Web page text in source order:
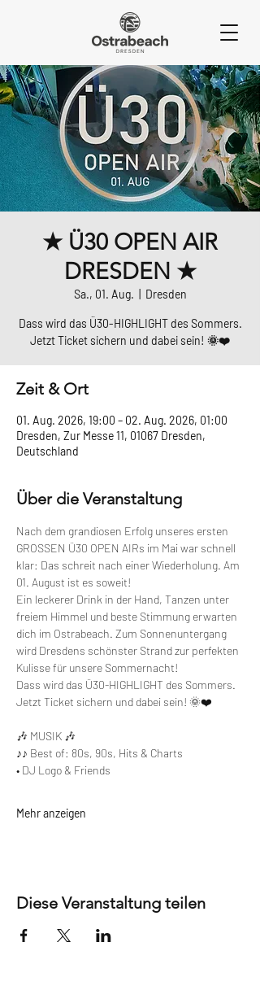
★ Ü30 OPEN AIR
DRESDEN ★
Sa., 01. Aug. Dresden
Dass wird das Ü30-HIGHLIGHT des Sommers.
Jetzt Ticket sichern und dabei sein! 🌞❤️
Zeit & Ort
01. Aug. 2026, 19:00 – 02. Aug. 2026, 01:00
Dresden, Zur Messe 11, 01067 Dresden,
Deutschland
Über die Veranstaltung
Nach dem grandiosen Erfolg unseres ersten
GROSSEN Ü30 OPEN AIRs im Mai war schnell
klar: Das schreit nach einer Wiederholung. Am
01. August ist es soweit!
Ein leckerer Drink in der Hand, Tanzen unter
freiem Himmel und beste Stimmung erwarten
dich im Ostrabeach. Zum Sonnenuntergang
wird Dresdens schönster Strand zur perfekten
Kulisse für unsere Sommernacht!
Dass wird das Ü30-HIGHLIGHT des Sommers.
Jetzt Ticket sichern und dabei sein! 🌞❤️
🎶 MUSIK 🎶
♪♪ Best of: 80s, 90s, Hits & Charts
• DJ Logo & Friends
Mehr anzeigen
Diese Veranstaltung teilen